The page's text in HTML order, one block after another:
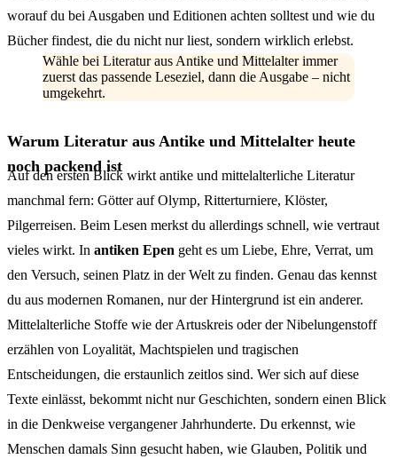
worauf du bei Ausgaben und Editionen achten solltest und wie du
Bücher findest, die du nicht nur liest, sondern wirklich erlebst.
Wähle bei Literatur aus Antike und Mittelalter immer
zuerst das passende Leseziel, dann die Ausgabe – nicht
umgekehrt.
Warum Literatur aus Antike und Mittelalter heute
noch packend ist
Auf den ersten Blick wirkt antike und mittelalterliche Literatur
manchmal fern: Götter auf Olymp, Ritterturniere, Klöster,
Pilgerreisen. Beim Lesen merkst du allerdings schnell, wie vertraut
vieles wirkt. In antiken Epen geht es um Liebe, Ehre, Verrat, um
den Versuch, seinen Platz in der Welt zu finden. Genau das kennst
du aus modernen Romanen, nur der Hintergrund ist ein anderer.
Mittelalterliche Stoffe wie der Artuskreis oder der Nibelungenstoff
erzählen von Loyalität, Machtspielen und tragischen
Entscheidungen, die erstaunlich zeitlos sind. Wer sich auf diese
Texte einlässt, bekommt nicht nur Geschichten, sondern einen Blick
in die Denkweise vergangener Jahrhunderte. Du erkennst, wie
Menschen damals Sinn gesucht haben, wie Glauben, Politik und